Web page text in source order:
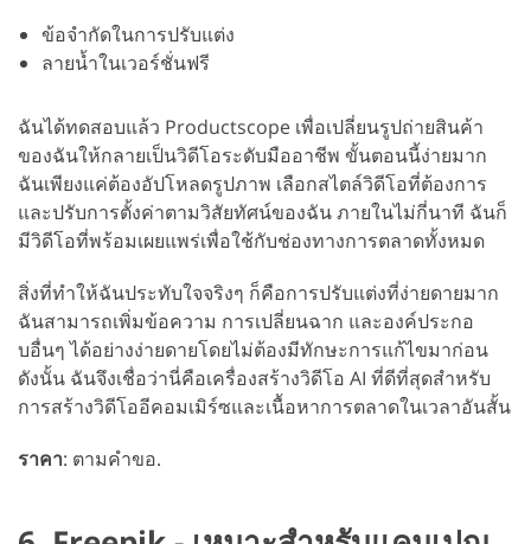
ข้อจำกัดในการปรับแต่ง
ลายน้ำในเวอร์ชั่นฟรี
ฉันได้ทดสอบแล้ว Productscope เพื่อเปลี่ยนรูปถ่ายสินค้า
ของฉันให้กลายเป็นวิดีโอระดับมืออาชีพ ขั้นตอนนี้ง่ายมาก
ฉันเพียงแค่ต้องอัปโหลดรูปภาพ เลือกสไตล์วิดีโอที่ต้องการ
และปรับการตั้งค่าตามวิสัยทัศน์ของฉัน ภายในไม่กี่นาที ฉันก็
มีวิดีโอที่พร้อมเผยแพร่เพื่อใช้กับช่องทางการตลาดทั้งหมด
สิ่งที่ทำให้ฉันประทับใจจริงๆ ก็คือการปรับแต่งที่ง่ายดายมาก
ฉันสามารถเพิ่มข้อความ การเปลี่ยนฉาก และองค์ประกอ
บอื่นๆ ได้อย่างง่ายดายโดยไม่ต้องมีทักษะการแก้ไขมาก่อน
ดังนั้น ฉันจึงเชื่อว่านี่คือเครื่องสร้างวิดีโอ AI ที่ดีที่สุดสำหรับ
การสร้างวิดีโออีคอมเมิร์ซและเนื้อหาการตลาดในเวลาอันสั้น
ราคา: ตามคำขอ.